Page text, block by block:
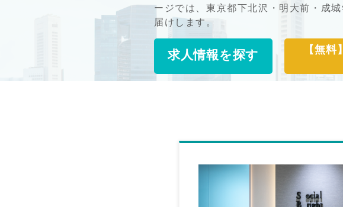
ージでは、東京都下北沢・明大前・成
届けします。
求人情報を探す
【無